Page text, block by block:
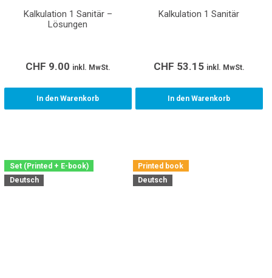
Kalkulation 1 Sanitär –
Lösungen
CHF 9.00 inkl. MwSt.
In den Warenkorb
Kalkulation 1 Sanitär
CHF 53.15 inkl. MwSt.
In den Warenkorb
Set (Printed + E-book)
Deutsch
Printed book
Deutsch